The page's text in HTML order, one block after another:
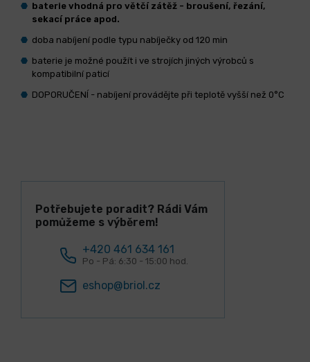
baterie vhodná pro větčí zátěž - broušení, řezání,
sekací práce apod.
doba nabíjení podle typu nabíječky od 120 min
baterie je možné použít i ve strojích jiných výrobců s
kompatibilní paticí
DOPORUČENÍ - nabíjení provádějte při teplotě vyšší než 0°C
Potřebujete poradit? Rádi Vám
pomůžeme s výběrem!
+420 461 634 161
Po - Pá: 6:30 - 15:00 hod.
eshop@briol.cz